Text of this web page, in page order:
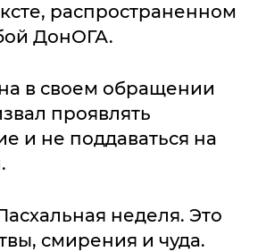
распространенном
ДонОГА.
в своем обращении
проявлять
и не поддаваться на
неделя. Это
смирения и чуда.